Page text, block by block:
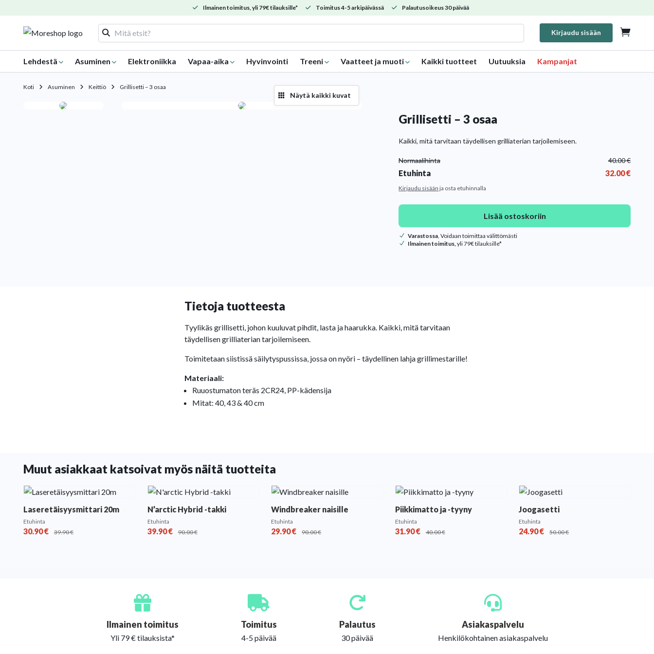
Ilmainen toimitus, yli 79€ tilauksille* Toimitus 4-5 arkipäivässä Palautusoikeus 30 päivää
Kirjaudu sisään 
Lehdestä Asuminen Elektroniikka Vapaa-aika Hyvinvointi Treeni Vaatteet ja muoti Kaikki tuotteet Uutuuksia Kampanjat
Koti Asuminen Keittiö Grillisetti – 3 osaa
Näytä kaikki kuvat
Grillisetti – 3 osaa
Kaikki, mitä tarvitaan täydellisen grilliaterian tarjoilemiseen.
Normaalihinta 40.00€
Etuhinta 32.00€
Kirjaudu sisään ja osta etuhinnalla
Lisää ostoskoriin
Varastossa , Voidaan toimittaa välittömästi
Ilmainen toimitus, yli 79€ tilauksille*
Tietoja tuotteesta
Tyylikäs grillisetti, johon kuuluvat pihdit, lasta ja haarukka. Kaikki, mitä tarvitaan
täydellisen grilliaterian tarjoilemiseen.
Toimitetaan siistissä säilytyspussissa, jossa on nyöri – täydellinen lahja grillimestarille!
Materiaali:
Ruuostumaton teräs 2CR24, PP-kädensija
Mitat: 40, 43 & 40 cm
Muut asiakkaat katsoivat myös näitä tuotteita
Laseretäisyysmittari 20m
Etuhinta
30.90€ 39.90€
N’arctic Hybrid -takki
Etuhinta
39.90€ 90.00€
Windbreaker naisille
Etuhinta
29.90€ 90.00€
Piikkimatto ja -tyyny
Etuhinta
31.90€ 40.00€
Joogasetti
Etuhinta
24.90€ 50.00€
Ilmainen toimitus
Yli 79 € tilauksista*
Toimitus
4-5 päivää
Palautus
30 päivää
Asiakaspalvelu
Henkilökohtainen asiakaspalvelu